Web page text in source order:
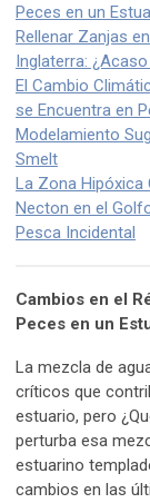
Peces en un
Rellenar Zanjas
Inglaterra:
El Cambio
se Encuentra en
Modelamiento
Smelt
La Zona Hipóxica
Necton en el
Pesca Incidental
Cambios en el
Peces en un
La mezcla de
críticos que
estuario, pero
perturba esa
estuarino
cambios en las